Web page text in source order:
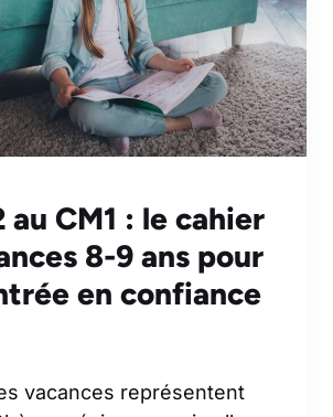
au CM1 : le cahier
8-9 ans pour
en confiance
vacances représentent